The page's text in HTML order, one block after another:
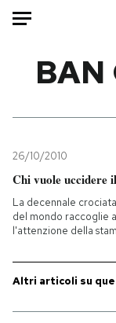
Mondo
Politica
Tecnologia
Internet
Sport
BAN
26/10/2010
Chi vuole uccidere
La decennale
del mondo raccoglie
l'attenzione della
Altri articoli su